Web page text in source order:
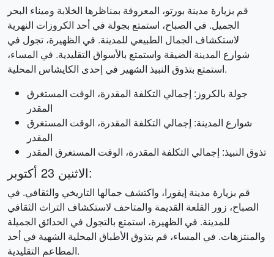
قم بزيارة مدينة بورتو، المعروفة بمناظرها الخلابة وميناء البحر
الجميل. في الصباح، استمتع بجولة في أحد الكروزات النهرية
لاستكشاف الجمال الطبيعي للمدينة. في الظهيرة، تجول في
شوارع المدينة الضيقة واستمتع بالأسواق التقليدية. في المساء،
استمتع بتذوق النبيذ الشهير في إحدى الكايشاس المحلية.
جولة بالكروز: إجمالي التكلفة المقدرة، الوقت المستغرق
المقدر
شوارع المدينة: إجمالي التكلفة المقدرة، الوقت المستغرق
المقدر
تذوق النبيذ: إجمالي التكلفة المقدرة، الوقت المستغرق المقدر
الاثنين 23 أكتوبر:
قم بزيارة مدينة إيفورا، واكتشف جمالها التاريخي والثقافي. في
الصباح، زور القلعة القديمة والمتاحف لاستكشاف التراث الثقافي
للمدينة. في الظهيرة، استمتع بالتجول في الحدائق الجميلة
والمنتزهات. في المساء، قم بتذوق الأطباق المحلية الشهية في أحد
المطاعم التقليدية.